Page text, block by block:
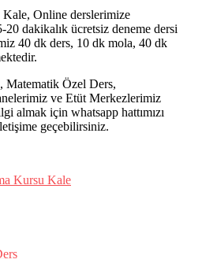
Kale, Online derslerimize
20 dakikalık ücretsiz deneme dersi
40 dk ders, 10 dk mola, 40 dk
Matematik Özel Ders,
ve Etüt Merkezlerimiz
almak için whatsapp hattımızı
geçebilirsiniz.
Kursu Kale